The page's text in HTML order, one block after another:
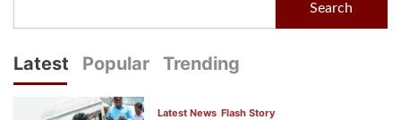
Search
Latest Popular Trending
Latest News Flash Story